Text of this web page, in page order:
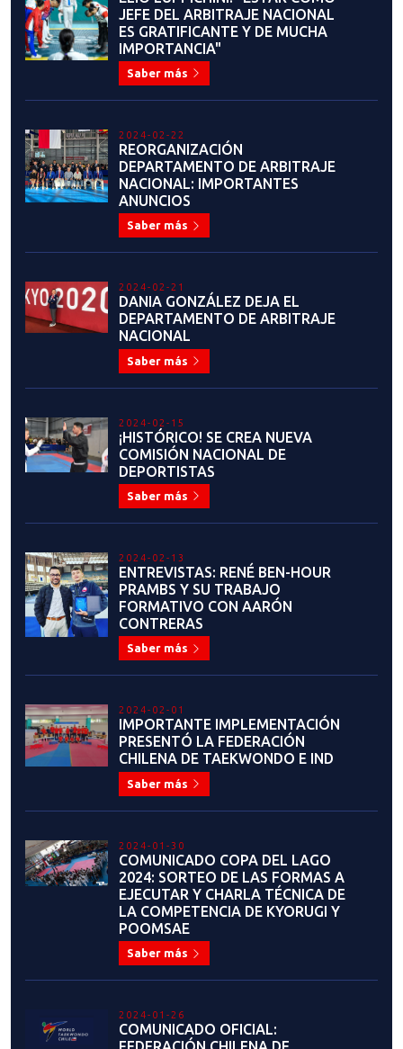
2023-09-13
COMUNICADO OFICIAL: USO DEL
LOGO INSTITUCIONAL DE LA
FEDERACIÓN CHILENA DE
TAEKWONDO Y LA PATU
Saber más
2023-07-28
FEDERACIÓN CHILENA DE
TAEKWONDO PRESENTA EL
NUEVO Y MODERNO SERVICIO DE
MEMBRESÍAS Y CERTIFICADOS DE
GRADO
2023-07-19
¡ANUNCIO IMPORTANTE! LIGA
NACIONAL DE TAEKWONDO
2023-07-13
¡Estamos en busca de
auspiciadores comprometidos
Chile!
Saber más
2023-07-04
JUAN MANUEL LÓPEZ: "CHILE
TIENE TODA LA
GRANDES EVENTOS"
Saber más
Taekwondo unido, sin intereses
personales y egoístas, solo
enfocado en lo que realmente
importa: Nuestros deportistas”
Saber más
HISTORIA DEL MAESTRO JUAN
CARLOS PINOCHET EN EL